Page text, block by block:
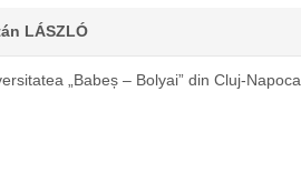
LÁSZLÓ
„Babeș – Bolyai” din Cluj-Napoca